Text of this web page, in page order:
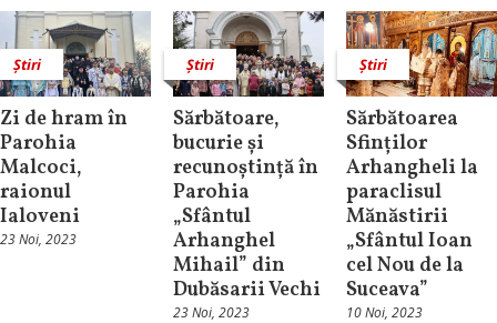
Știri
Zi de hram în
Parohia
Malcoci,
raionul
Ialoveni
23 Noi, 2023
Știri
Sărbătoare,
bucurie și
recunoștință în
Parohia
„Sfântul
Arhanghel
Mihail” din
Dubăsarii Vechi
23 Noi, 2023
Știri
Sărbătoarea
Sfinților
Arhangheli la
paraclisul
Mănăstirii
„Sfântul Ioan
cel Nou de la
Suceava”
10 Noi, 2023